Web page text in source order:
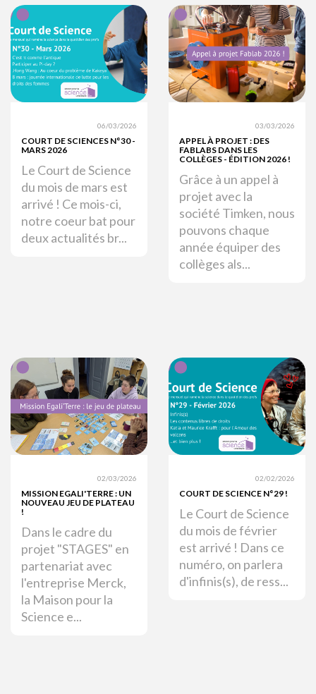
06/03/2026
COURT DE SCIENCES N°30 -
MARS 2026
Le Court de Science
du mois de mars est
arrivé ! Ce mois-ci,
notre coeur bat pour
deux actualités br...
03/03/2026
APPEL À PROJET : DES
FABLABS DANS LES
COLLÈGES - ÉDITION 2026 !
Grâce à un appel à
projet avec la
société Timken, nous
pouvons chaque
année équiper des
collèges als...
02/03/2026
MISSION EGALI'TERRE : UN
NOUVEAU JEU DE PLATEAU
!
Dans le cadre du
projet "STAGES" en
partenariat avec
l'entreprise Merck,
la Maison pour la
Science e...
02/02/2026
COURT DE SCIENCE N°29 !
Le Court de Science
du mois de février
est arrivé ! Dans ce
numéro, on parlera
d'infinis(s), de ress...